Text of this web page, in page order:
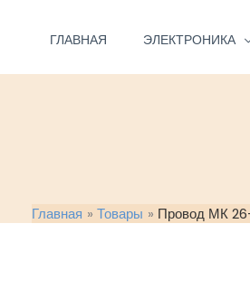
ГЛАВНАЯ ЭЛЕКТРОНИКА
Главная Товары Провод МК